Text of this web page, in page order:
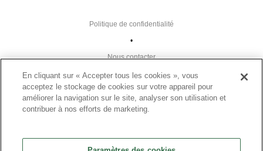
•
Liens utiles
Nous contacter
•
Politique de confidentialité
Paramètres des cookies
En cliquant sur « Accepter tous les cookies », vous
acceptez le stockage de cookies sur votre appareil pour
améliorer la navigation sur le site, analyser son utilisation et
contribuer à nos efforts de marketing.